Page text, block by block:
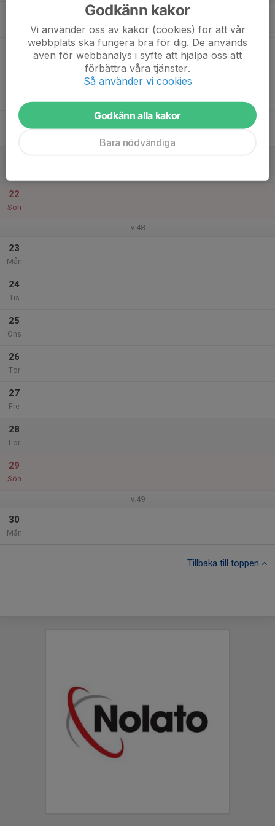
20
22
Sön
v.48
23
Mån
24
Tis
25
Ons
26
Tor
27
Fre
28
Lör
29
Sön
v.49
30
Mån
Tillbaka till toppen
Godkänn kakor
Vi använder oss av kakor (cookies) för att vår
webbplats ska fungera bra för dig. De används
även för webbanalys i syfte att hjälpa oss att
förbättra våra tjänster.
Så använder vi cookies
Godkänn alla kakor
Bara nödvändiga